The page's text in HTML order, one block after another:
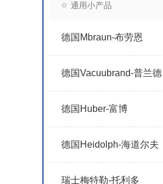
通用小产品
德国Mbraun-布劳恩
德国Vacuubrand-普兰德
德国Huber-富博
德国Heidolph-海道尔夫
瑞士梅特勒-托利多